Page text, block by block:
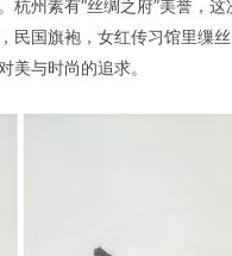
杭州素有“丝绸之府”美誉，
民国旗袍，女红传习馆里缫
美与时尚的追求。